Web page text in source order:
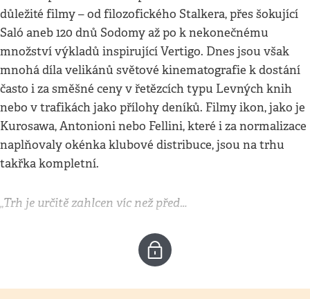
důležité filmy – od filozofického Stalkera, přes šokující
Saló aneb 120 dnů Sodomy až po k nekonečnému
množství výkladů inspirující Vertigo. Dnes jsou však
mnohá díla velikánů světové kinematografie k dostání
často i za směšné ceny v řetězcích typu Levných knih
nebo v trafikách jako přílohy deníků. Filmy ikon, jako je
Kurosawa, Antonioni nebo Fellini, které i za normalizace
naplňovaly okénka klubové distribuce, jsou na trhu
takřka kompletní.
„Trh je určitě zahlcen víc než před…